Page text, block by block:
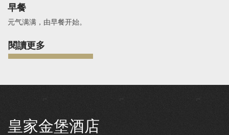
早餐
元气满满，由早餐开始。
閱讀更多
皇家金堡酒店